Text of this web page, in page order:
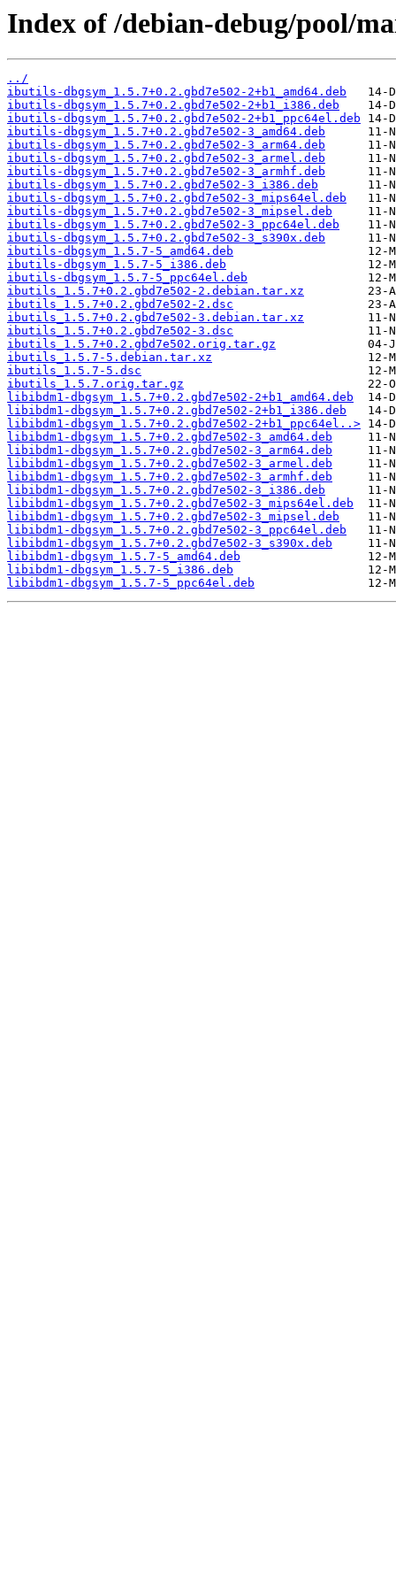
Index of /debian-debug/pool/
../
ibutils-dbgsym_1.5.7+0.2.gbd7e502-2+b1_amd64.deb
ibutils-dbgsym_1.5.7+0.2.gbd7e502-2+b1_i386.deb
ibutils-dbgsym_1.5.7+0.2.gbd7e502-2+b1_ppc64el.deb
ibutils-dbgsym_1.5.7+0.2.gbd7e502-3_amd64.deb
ibutils-dbgsym_1.5.7+0.2.gbd7e502-3_arm64.deb
ibutils-dbgsym_1.5.7+0.2.gbd7e502-3_armel.deb
ibutils-dbgsym_1.5.7+0.2.gbd7e502-3_armhf.deb
ibutils-dbgsym_1.5.7+0.2.gbd7e502-3_i386.deb
ibutils-dbgsym_1.5.7+0.2.gbd7e502-3_mips64el.deb
ibutils-dbgsym_1.5.7+0.2.gbd7e502-3_mipsel.deb
ibutils-dbgsym_1.5.7+0.2.gbd7e502-3_ppc64el.deb
ibutils-dbgsym_1.5.7+0.2.gbd7e502-3_s390x.deb
ibutils-dbgsym_1.5.7-5_amd64.deb
ibutils-dbgsym_1.5.7-5_i386.deb
ibutils-dbgsym_1.5.7-5_ppc64el.deb
ibutils_1.5.7+0.2.gbd7e502-2.debian.tar.xz
ibutils_1.5.7+0.2.gbd7e502-2.dsc
ibutils_1.5.7+0.2.gbd7e502-3.debian.tar.xz
ibutils_1.5.7+0.2.gbd7e502-3.dsc
ibutils_1.5.7+0.2.gbd7e502.orig.tar.gz
ibutils_1.5.7-5.debian.tar.xz
ibutils_1.5.7-5.dsc
ibutils_1.5.7.orig.tar.gz
libibdm1-dbgsym_1.5.7+0.2.gbd7e502-2+b1_amd64.deb
libibdm1-dbgsym_1.5.7+0.2.gbd7e502-2+b1_i386.deb
libibdm1-dbgsym_1.5.7+0.2.gbd7e502-2+b1_ppc64el..>
libibdm1-dbgsym_1.5.7+0.2.gbd7e502-3_amd64.deb
libibdm1-dbgsym_1.5.7+0.2.gbd7e502-3_arm64.deb
libibdm1-dbgsym_1.5.7+0.2.gbd7e502-3_armel.deb
libibdm1-dbgsym_1.5.7+0.2.gbd7e502-3_armhf.deb
libibdm1-dbgsym_1.5.7+0.2.gbd7e502-3_i386.deb
libibdm1-dbgsym_1.5.7+0.2.gbd7e502-3_mips64el.deb
libibdm1-dbgsym_1.5.7+0.2.gbd7e502-3_mipsel.deb
libibdm1-dbgsym_1.5.7+0.2.gbd7e502-3_ppc64el.deb
libibdm1-dbgsym_1.5.7+0.2.gbd7e502-3_s390x.deb
libibdm1-dbgsym_1.5.7-5_amd64.deb
libibdm1-dbgsym_1.5.7-5_i386.deb
libibdm1-dbgsym_1.5.7-5_ppc64el.deb